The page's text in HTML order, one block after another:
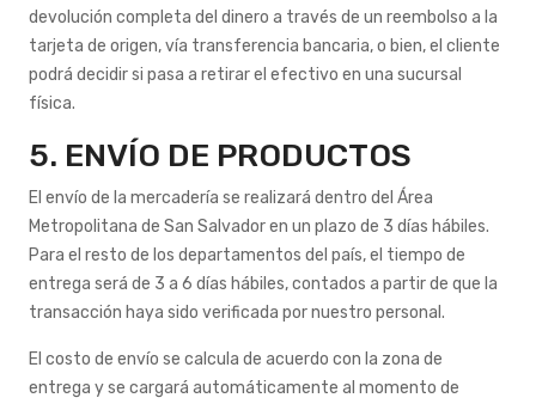
devolución completa del dinero a través de un reembolso a la
tarjeta de origen, vía transferencia bancaria, o bien, el cliente
podrá decidir si pasa a retirar el efectivo en una sucursal
física.
5. ENVÍO DE PRODUCTOS
El envío de la mercadería se realizará dentro del Área
Metropolitana de San Salvador en un plazo de 3 días hábiles.
Para el resto de los departamentos del país, el tiempo de
entrega será de 3 a 6 días hábiles, contados a partir de que la
transacción haya sido verificada por nuestro personal.
El costo de envío se calcula de acuerdo con la zona de
entrega y se cargará automáticamente al momento de